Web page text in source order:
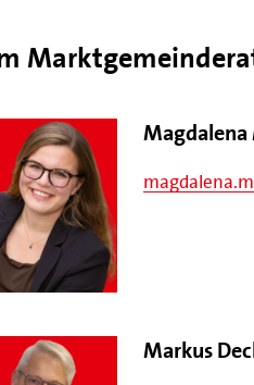
Markus